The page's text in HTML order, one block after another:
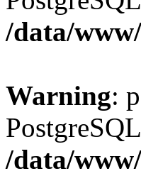
/data/
Warning:
/data/